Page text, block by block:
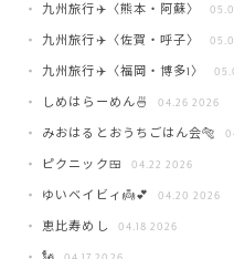
九州旅行✈️〈熊本・阿蘇〉
九州旅行✈️〈佐賀・呼子〉
九州旅行✈️〈福岡・博多1〉
しめはらーめん🍜 04.26 2026
みおはるとおうちごはん会🐅
ピクニック🍱 04.22 2026
ゆいベイビィ👼💕 04.20 2026
恵比寿めし 04.18 2026